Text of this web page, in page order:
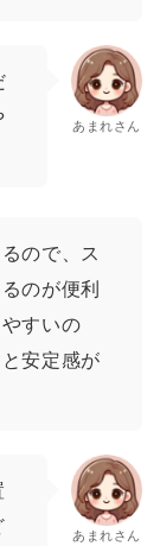
あまれさん
ので、ス
のが便利
すいの
安定感が
あまれさん